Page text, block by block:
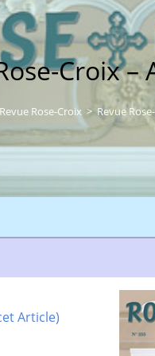
Croix –
Revue Rose-Croix > Revue
Article)